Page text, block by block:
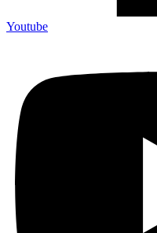
Youtube